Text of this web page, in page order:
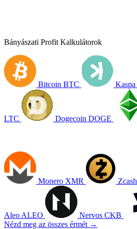
Bányászati Profit Kalkulátorok
Bitcoin BTC Kaspa
LTC Dogecoin DOGE
Monero XMR Zcash
Aleo ALEO Nervos CKB
Nézd meg az összes érmét →